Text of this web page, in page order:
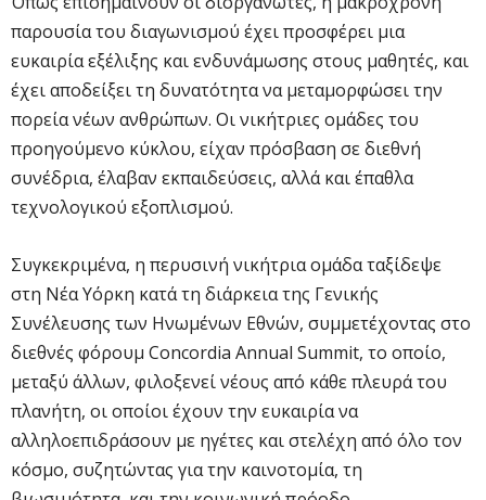
παρουσία του διαγωνισμού έχει προσφέρει μια
ευκαιρία εξέλιξης και ενδυνάμωσης στους μαθητές, και
έχει αποδείξει τη δυνατότητα να μεταμορφώσει την
πορεία νέων ανθρώπων. Οι νικήτριες ομάδες του
προηγούμενο κύκλου, είχαν πρόσβαση σε διεθνή
συνέδρια, έλαβαν εκπαιδεύσεις, αλλά και έπαθλα
τεχνολογικού εξοπλισμού.
Συγκεκριμένα, η περυσινή νικήτρια ομάδα ταξίδεψε
στη Νέα Υόρκη κατά τη διάρκεια της Γενικής
Συνέλευσης των Ηνωμένων Εθνών, συμμετέχοντας στο
διεθνές φόρουμ Concordia Annual Summit, το οποίο,
μεταξύ άλλων, φιλοξενεί νέους από κάθε πλευρά του
πλανήτη, οι οποίοι έχουν την ευκαιρία να
αλληλοεπιδράσουν με ηγέτες και στελέχη από όλο τον
κόσμο, συζητώντας για την καινοτομία, τη